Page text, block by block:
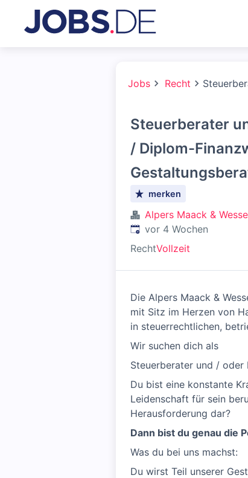
Jobs Recht
Steuerberater
/ Diplom-
merken
Alpers Maack &
Veröffentlicht:
vor 4 Wochen
RechtVollzeit
Die Alpers Maack &
mit Sitz im Herzen von
in steuerrechtlichen,
Wir suchen dich als
Steuerberater und /
Du bist eine konstante
Leidenschaft für sein
Herausforderung dar?
Dann bist du genau die
Was du bei uns machst:
Du wirst Teil unserer